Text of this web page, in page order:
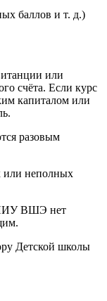
баллов и т. д.)
или
счёта. Если курс
капиталом или
разовым
или неполных
НИУ ВШЭ нет
Детской школы